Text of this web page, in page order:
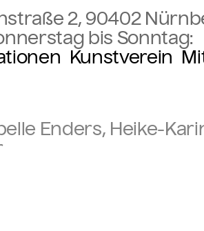
2, 90402
bis Sonntag:
Kunstverein
Enders, Heike-